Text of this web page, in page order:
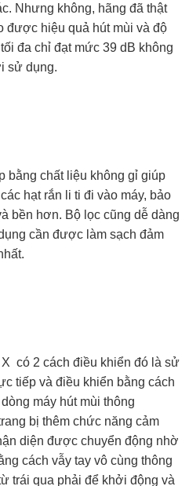
Nhưng không, hãng đã thật
được hiệu quả hút mùi và độ
đa chỉ đạt mức 39 dB không
sử dụng.
bằng chất liệu không gỉ giúp
hạt rắn li ti đi vào máy, bảo
bền hơn. Bộ lọc cũng dễ dàng
cần được làm sạch đảm
có 2 cách điều khiển đó là sử
tiếp và điều khiển bằng cách
máy hút mùi thông
bị thêm chức năng cảm
diện được chuyển động nhờ
cách vẫy tay vô cùng thông
trái qua phải để khởi động và